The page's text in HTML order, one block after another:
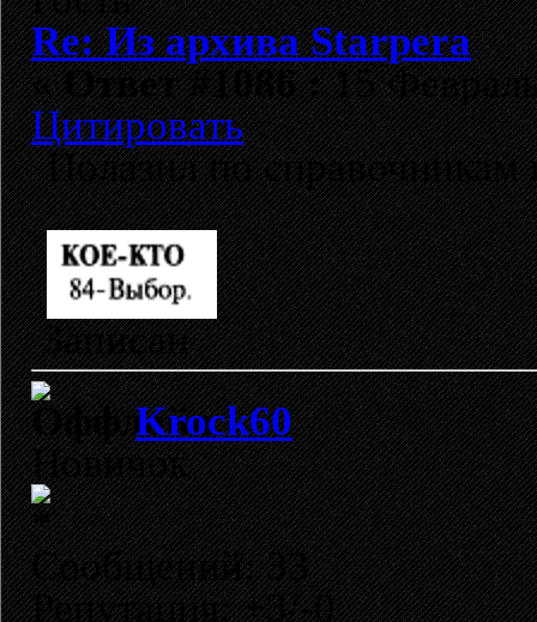
Re: Из архива Starpera
«Ответ #1086 :15
Цитировать
Полазил по справочникам
Записан
Krock60
Новичок
Сообщений: 33
Репутация: +3/-0